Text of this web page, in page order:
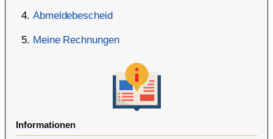
Abmeldebescheid
Meine Rechnungen
Informationen